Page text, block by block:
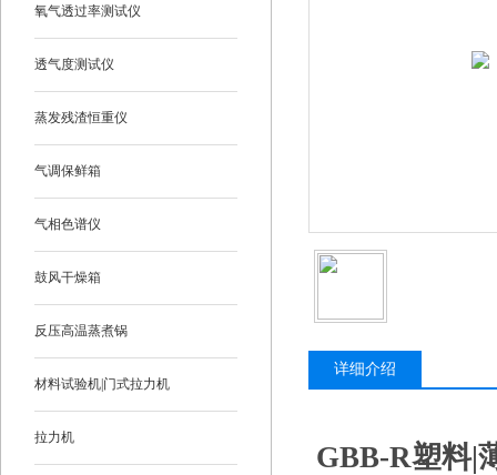
氧气透过率测试仪
透气度测试仪
蒸发残渣恒重仪
气调保鲜箱
气相色谱仪
鼓风干燥箱
反压高温蒸煮锅
材料试验机|门式拉力机
拉力机
详细介绍
GBB-R塑料|